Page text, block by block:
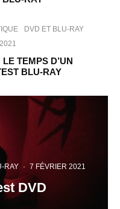
DVD ET BLU-RAY
TEMPS D’UN
BLU-RAY
RAY · 7 FÉVRIER 2021
DVD